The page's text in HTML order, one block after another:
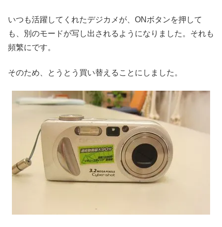
いつも活躍してくれたデジカメが、ONボタンを押して
も、別のモードが写し出されるようになりました。それも
頻繁にです。
そのため、とうとう買い替えることにしました。